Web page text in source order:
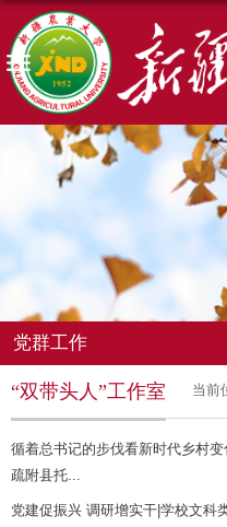
党群工作
当前
“双带头人”工作室
循着总书记的步伐看新时代乡村
疏附县托...
党建促振兴 调研增实干|学校文科